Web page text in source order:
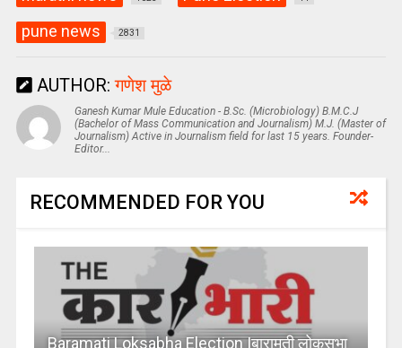
pune news 2831
AUTHOR:गणेश मुळे
Ganesh Kumar Mule Education - B.Sc. (Microbiology) B.M.C.J
(Bachelor of Mass Communication and Journalism) M.J. (Master of
Journalism) Active in Journalism field for last 15 years. Founder-
Editor...
RECOMMENDED FOR YOU
Baramati Loksabha Election |बारामती लोकसभा